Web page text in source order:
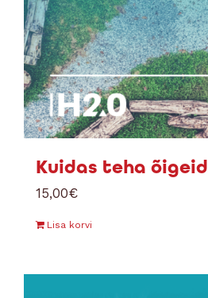
Kuidas teha
15,00€
Lisa korvi